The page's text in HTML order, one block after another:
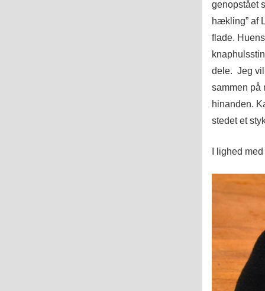
genopstået
hækling” af
flade.
dele. Jeg
sammen på
hinanden.
stedet et
I lighed